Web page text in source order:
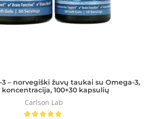
3 – norvegiški žuvų taukai su Omega-3,
100+30 kapsulių
Carlson Lab